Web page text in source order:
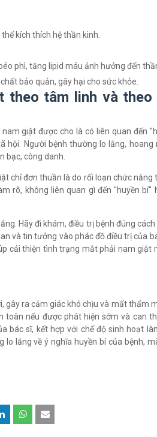
kích thích hệ thần kinh.
phì, tăng lipid máu ảnh hưởng đến
bảo quản, gây hại cho sức khỏe.
theo tâm linh và theo
giật được cho là có liên quan đến
hội. Người bệnh thường lo lắng, hoang
bạc, công danh.
chỉ đơn thuần là do rối loạn chức năng
rõ, không liên quan gì đến "huyền bí"
Hãy đi khám, điều trị bệnh đúng
và tin tưởng vào phác đồ điều trị của
cải thiện tình trạng mắt phải nam giật
gây ra cảm giác khó chịu và mất thẩm
toàn nếu được phát hiện sớm và can
bác sĩ, kết hợp với chế độ sinh hoạt
lắng về ý nghĩa huyền bí của bệnh,